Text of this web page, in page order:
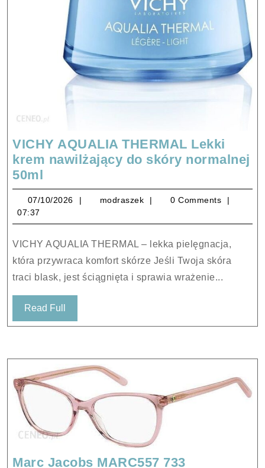
VICHY AQUALIA THERMAL Lekki
krem nawilżający do skóry normalnej
50ml
AQUALIA
THERMAL
Lekki
nawilżający
do
skóry
normalnej
50ml
07/10/2026 07/10/2026
modraszek modraszek
0 Comments
07:37
VICHY AQUALIA THERMAL – lekka pielęgnacja,
która przywraca komfort skórze Jeśli Twoja skóra
traci blask, jest ściągnięta i sprawia wrażenie...
Read Full
Full
Marc Jacobs MARC557 733Marc